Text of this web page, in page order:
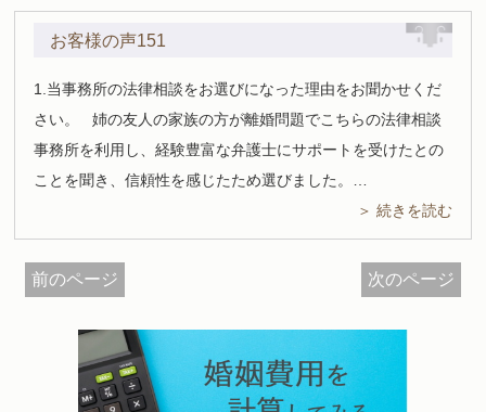
お客様の声151
1.当事務所の法律相談をお選びになった理由をお聞かせくだ
さい。 姉の友人の家族の方が離婚問題でこちらの法律相談
事務所を利用し、経験豊富な弁護士にサポートを受けたとの
ことを聞き、信頼性を感じたため選びました。…
＞ 続きを読む
前のページ 次のページ